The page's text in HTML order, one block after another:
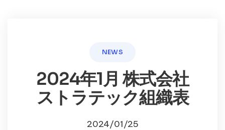
NEWS
2024年1月 株式会社
ストラテック組織表
2024/01/25